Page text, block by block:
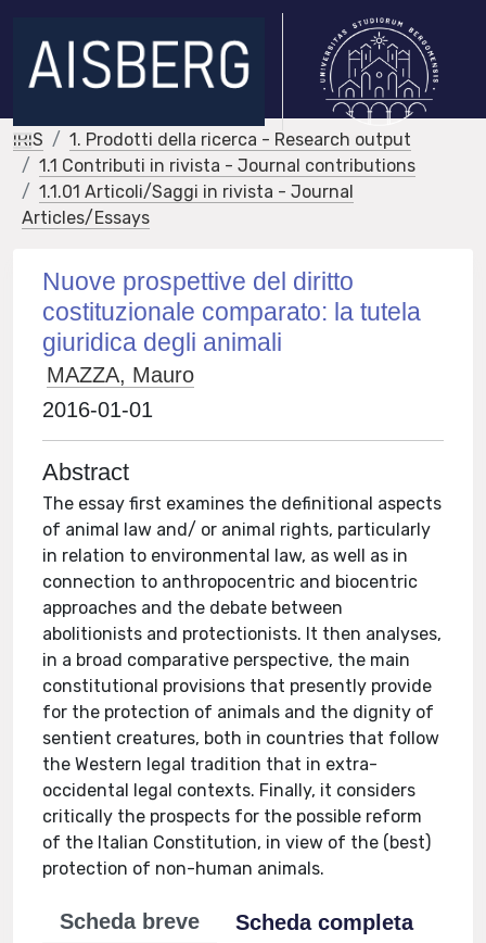
IRIS
1. Prodotti della ricerca - Research output
1.1 Contributi in rivista - Journal contributions
1.1.01 Articoli/Saggi in rivista - Journal
Articles/Essays
Nuove prospettive del diritto
costituzionale comparato: la tutela
giuridica degli animali
MAZZA, Mauro
2016-01-01
Abstract
The essay first examines the definitional aspects
of animal law and/ or animal rights, particularly
in relation to environmental law, as well as in
connection to anthropocentric and biocentric
approaches and the debate between
abolitionists and protectionists. It then analyses,
in a broad comparative perspective, the main
constitutional provisions that presently provide
for the protection of animals and the dignity of
sentient creatures, both in countries that follow
the Western legal tradition that in extra-
occidental legal contexts. Finally, it considers
critically the prospects for the possible reform
of the Italian Constitution, in view of the (best)
protection of non-human animals.
Scheda breve
Scheda completa